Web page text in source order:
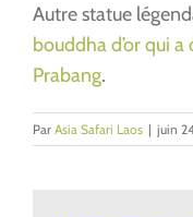
Autre statue
bouddha d’or qui
Prabang.
Par Asia Safari Laos | juin